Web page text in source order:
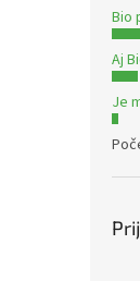
Bio
Aj
Je